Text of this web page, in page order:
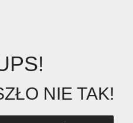
NIE TAK!